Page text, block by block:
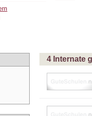
4 Internate